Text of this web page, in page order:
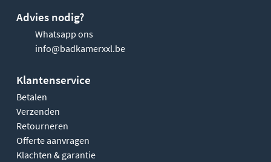
Advies nodig?
Whatsapp ons
info@badkamerxxl.be
Klantenservice
Betalen
Verzenden
Retourneren
Offerte aanvragen
Klachten & garantie